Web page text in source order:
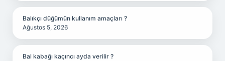
Balıkçı düğümün kullanım amaçları ?
Ağustos 5, 2026
Bal kabağı kaçıncı ayda verilir ?